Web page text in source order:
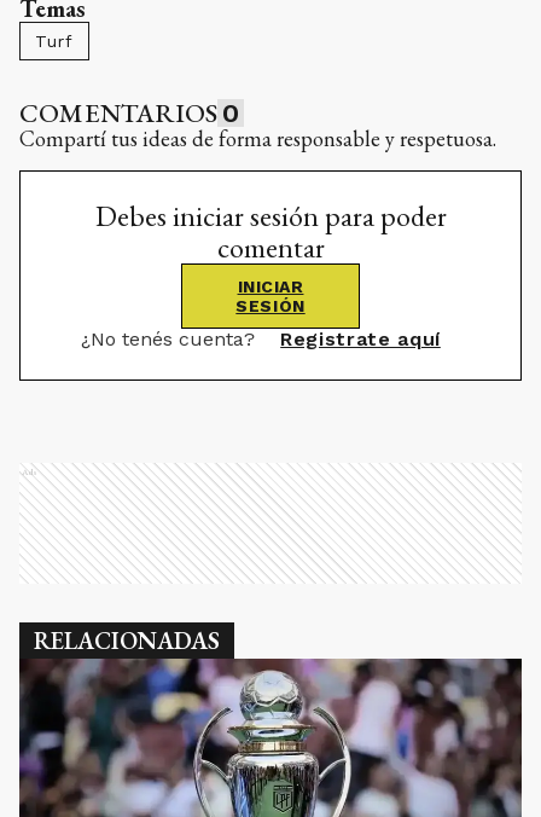
Temas
Turf
COMENTARIOS 0
Compartí tus ideas de forma responsable y respetuosa.
Debes iniciar sesión para poder
comentar
INICIAR
SESIÓN
¿No tenés cuenta? Registrate aquí
Ads
RELACIONADAS